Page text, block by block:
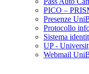
PICO –
Presenze
Protocollo
Sistema
UP -
Webmail